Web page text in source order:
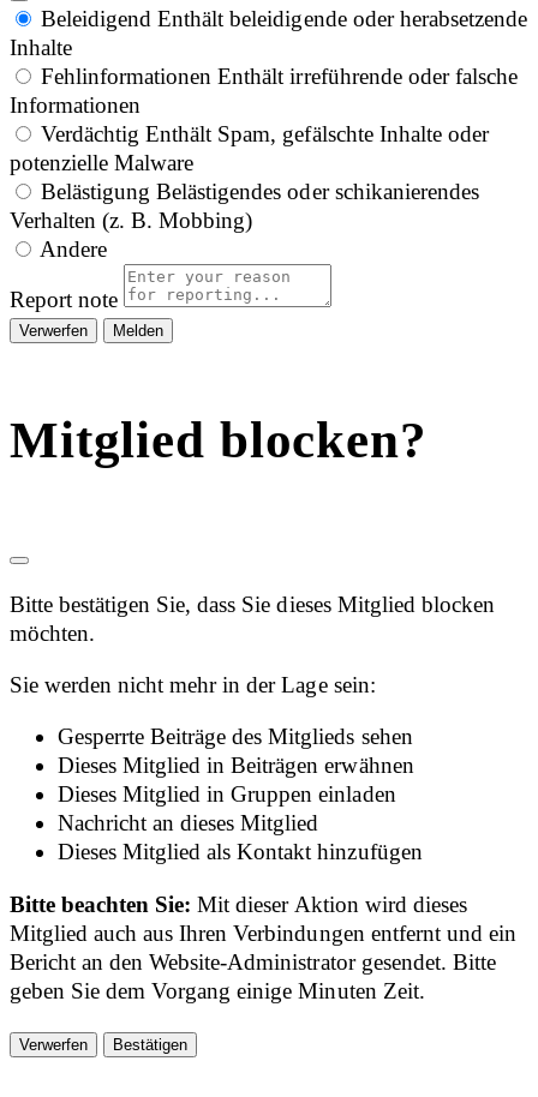
Beleidigend Enthält beleidigende oder herabsetzende
Inhalte
Fehlinformationen Enthält irreführende oder falsche
Informationen
Verdächtig Enthält Spam, gefälschte Inhalte oder
potenzielle Malware
Belästigung Belästigendes oder schikanierendes
Verhalten (z. B. Mobbing)
Andere
Report note
Melden
Mitglied blocken?
Bitte bestätigen Sie, dass Sie dieses Mitglied blocken
möchten.
Sie werden nicht mehr in der Lage sein:
Gesperrte Beiträge des Mitglieds sehen
Dieses Mitglied in Beiträgen erwähnen
Dieses Mitglied in Gruppen einladen
Nachricht an dieses Mitglied
Dieses Mitglied als Kontakt hinzufügen
Bitte beachten Sie:Mit dieser Aktion wird dieses
Mitglied auch aus Ihren Verbindungen entfernt und ein
Bericht an den Website-Administrator gesendet. Bitte
geben Sie dem Vorgang einige Minuten Zeit.
Bestätigen